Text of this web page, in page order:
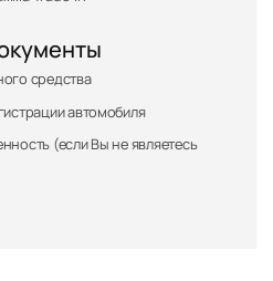
средства
автомобиля
(если Вы не являетесь